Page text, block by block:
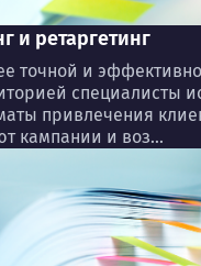
и ретаргетинг
точной и
специалисты
привлечения
кампании и воз...